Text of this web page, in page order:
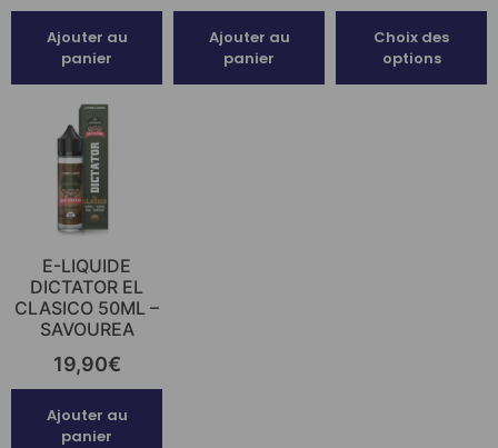
Ajouter au
panier
Ajouter au
panier
Choix des
options
E-LIQUIDE
DICTATOR EL
CLASICO 50ML –
SAVOUREA
19,90€
Ajouter au
panier